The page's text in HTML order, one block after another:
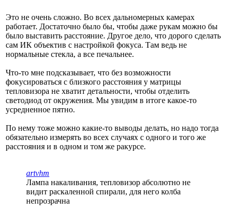
Это не очень сложно. Во всех дальномерных камерах
работает. Достаточно было бы, чтобы даже рукам можно бы
было выставить расстояние. Другое дело, что дорого сделать
сам ИК объектив с настройкой фокуса. Там ведь не
нормальные стекла, а все печальнее.
Что-то мне подсказывает, что без возможности
фокусироваться с близкого расстояния у матрицы
тепловизора не хватит детальности, чтобы отделить
светодиод от окружения. Мы увидим в итоге какое-то
усредненное пятно.
По нему тоже можно какие-то выводы делать, но надо тогда
обязательно измерять во всех случаях с одного и того же
расстояния и в одном и том же ракурсе.
artvhm
Лампа накаливания, тепловизор абсолютно не
видит раскаленной спирали, для него колба
непрозрачна